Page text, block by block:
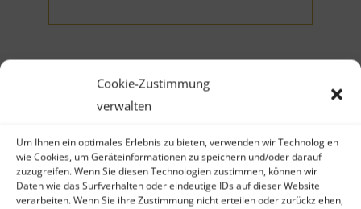
Cookie-Zustimmung
verwalten
Um Ihnen ein optimales Erlebnis zu bieten, verwenden wir Technologien
wie Cookies, um Geräteinformationen zu speichern und/oder darauf
zuzugreifen. Wenn Sie diesen Technologien zustimmen, können wir
Daten wie das Surfverhalten oder eindeutige IDs auf dieser Website
verarbeiten. Wenn Sie ihre Zustimmung nicht erteilen oder zurückziehen,
Ihr Nachname (*Pflichtfeld)